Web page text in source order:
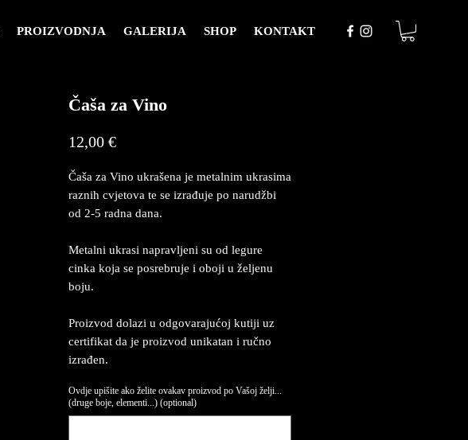
PROIZVODNJA GALERIJA SHOP KONTAKT
Čaša za Vino
12,00 €Price
Čaša za Vino ukrašena je metalnim ukrasima
raznih cvjetova te se izrađuje po narudžbi
od 2-5 radna dana.
Metalni ukrasi napravljeni su od legure
cinka koja se posrebruje i oboji u željenu
boju.
Proizvod dolazi u odgovarajućoj kutiji uz
certifikat da je proizvod unikatan i ručno
izrađen.
Ovdje upišite ako želite ovakav proizvod po Vašoj želji...
(druge boje, elementi...) (optional)